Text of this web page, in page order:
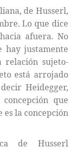
de Husserl,
Lo que dice
afuera. No
hay justamente
relación sujeto-
está arrojado
Heidegger,
que
es la concepción
de Husserl